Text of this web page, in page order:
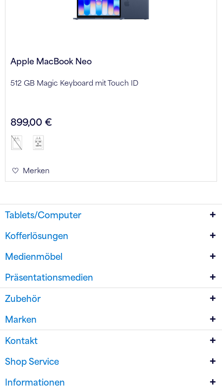
Apple MacBook Neo
512 GB Magic Keyboard mit Touch ID
899,00 €
20 - 140
USB PD
Merken
Tablets/Computer
Kofferlösungen
Medienmöbel
Präsentationsmedien
Zubehör
Marken
Kontakt
Shop Service
Informationen